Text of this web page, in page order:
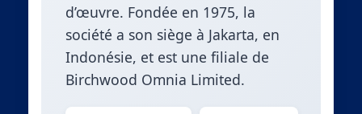
d’œuvre. Fondée en 1975, la
société a son siège à Jakarta, en
Indonésie, et est une filiale de
Birchwood Omnia Limited.